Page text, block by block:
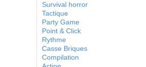
Survival horror
Tactique
Party Game
Point & Click
Rythme
Casse Briques
Compilation